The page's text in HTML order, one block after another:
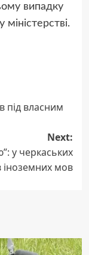
випадку
під власним
Next:
у черкаських
іноземних мов